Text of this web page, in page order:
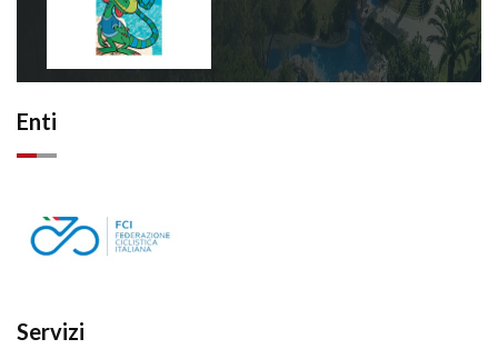
Enti
Servizi